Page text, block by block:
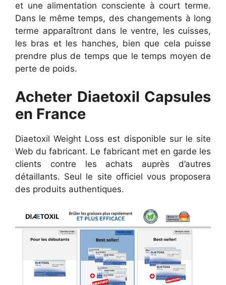
et une alimentation consciente à court terme.
Dans le même temps, des changements à long
terme apparaîtront dans le ventre, les cuisses,
les bras et les hanches, bien que cela puisse
prendre plus de temps que le temps moyen de
perte de poids.
Acheter Diaetoxil Capsules
en France
Diaetoxil Weight Loss est disponible sur le site
Web du fabricant. Le fabricant met en garde les
clients contre les achats auprès d’autres
détaillants. Seul le site officiel vous proposera
des produits authentiques.